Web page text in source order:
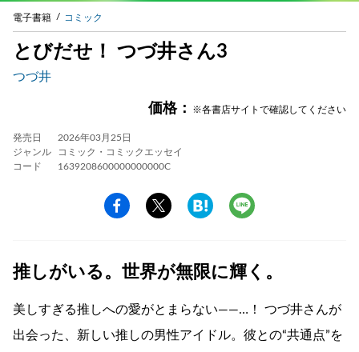
電子書籍 コミック
とびだせ！ つづ井さん3
つづ井
価格： ※各書店サイトで確認してください
発売日
2026年03月25日
ジャンル
コミック・コミックエッセイ
コード
1639208600000000000C
推しがいる。世界が無限に輝く。
美しすぎる推しへの愛がとまらない――…！ つづ井さんが
出会った、新しい推しの男性アイドル。彼との“共通点”を